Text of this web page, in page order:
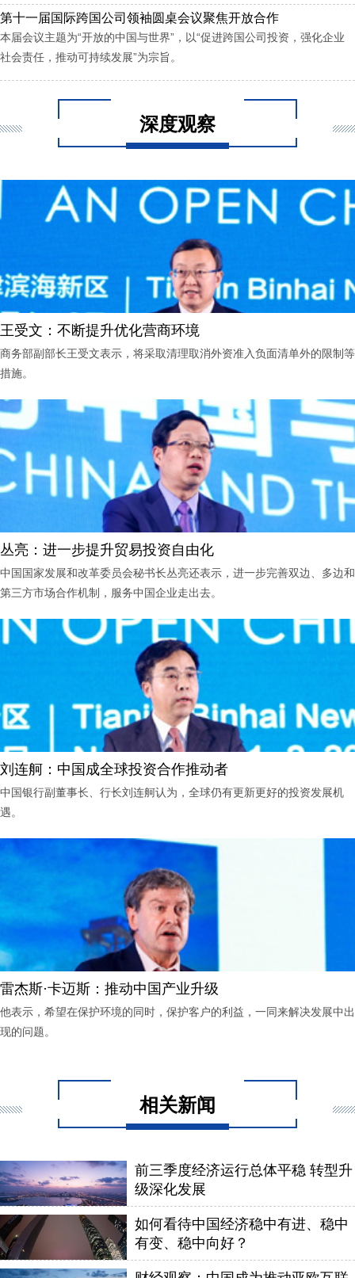
第十一届国际跨国公司领袖圆桌会议聚焦开放合作
本届会议主题为“开放的中国与世界”，以“促进跨国公司投资，强化企业
社会责任，推动可持续发展”为宗旨。
深度观察
王受文：不断提升优化营商环境
商务部副部长王受文表示，将采取清理取消外资准入负面清单外的限制等
措施。
丛亮：进一步提升贸易投资自由化
中国国家发展和改革委员会秘书长丛亮还表示，进一步完善双边、多边和
第三方市场合作机制，服务中国企业走出去。
刘连舸：中国成全球投资合作推动者
中国银行副董事长、行长刘连舸认为，全球仍有更新更好的投资发展机
遇。
雷杰斯·卡迈斯：推动中国产业升级
他表示，希望在保护环境的同时，保护客户的利益，一同来解决发展中出
现的问题。
相关新闻
前三季度经济运行总体平稳 转型升
级深化发展
如何看待中国经济稳中有进、稳中
有变、稳中向好？